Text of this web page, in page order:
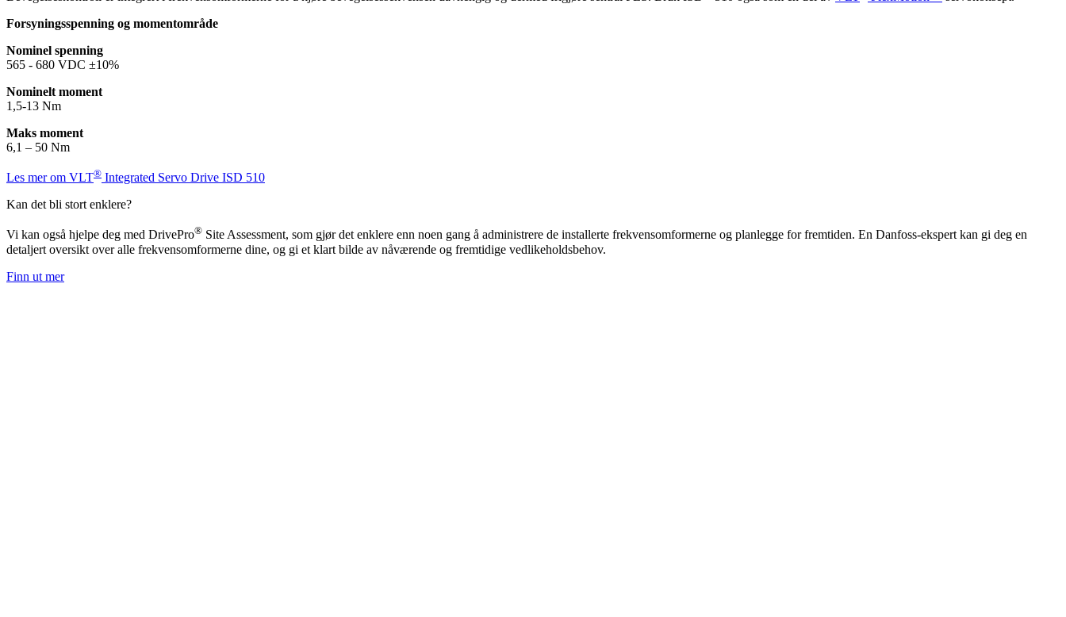
Forsyningsspenning og momentområde
Nominel spenning
565 - 680 VDC ±10%
Nominelt moment
1,5-13 Nm
Maks moment
6,1 – 50 Nm
Les mer om VLT® Integrated Servo Drive ISD 510
Kan det bli stort enklere?
Vi kan også hjelpe deg med DrivePro® Site Assessment, som gjør det enklere enn noen gang å administrere de installerte frekvensomformerne og planlegge for fremtiden. En Danfoss-ekspert kan gi deg en
detaljert oversikt over alle frekvensomformerne dine, og gi et klart bilde av nåværende og fremtidige vedlikeholdsbehov.
Finn ut mer